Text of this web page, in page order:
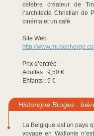
célèbre créateur de
l’architecte Christian de
cinéma et un café.
Site Web
http://
Prix d’entrée
Adultes : 9,50 €
Enfants : 5 €
Historique Bruges :
La Belgique est un pays
voyage en Wallonie